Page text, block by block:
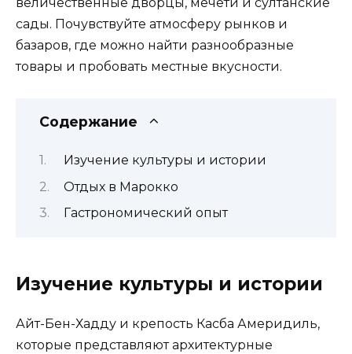
сады. Почувствуйте атмосферу рынков и
базаров, где можно найти разнообразные
товары и пробовать местные вкусности.
Содержание
Изучение культуры и истории
Отдых в Марокко
Гастрономический опыт
Изучение культуры и истории
Айт-Бен-Хадду и крепость Касба Америдиль,
которые представляют архитектурные